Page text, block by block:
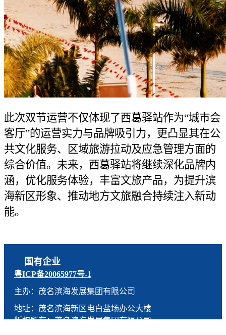
此次双节运营不仅体现了西葛驿站作为“城市会
客厅”的运营实力与品牌吸引力，更凸显其在公
共文化服务、区域旅游拉动及应急管理方面的
综合价值。未来，西葛驿站将继续深化品牌内
涵，优化服务体验，丰富文旅产品，为提升滨
海新区形象、推动地方文旅融合持续注入新动
能。
国有企业
粤ICP备20065977号-1
主办：茂名滨海发展集团有限公司
地址：茂名滨海新区电白盐场办公大楼
版权所有：茂名滨海发展集团有限公司